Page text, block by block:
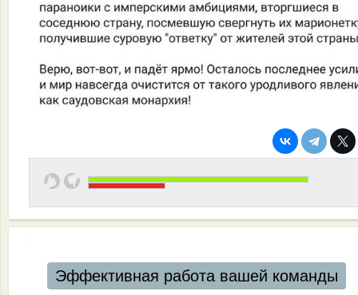
Эффективная работа вашей команды